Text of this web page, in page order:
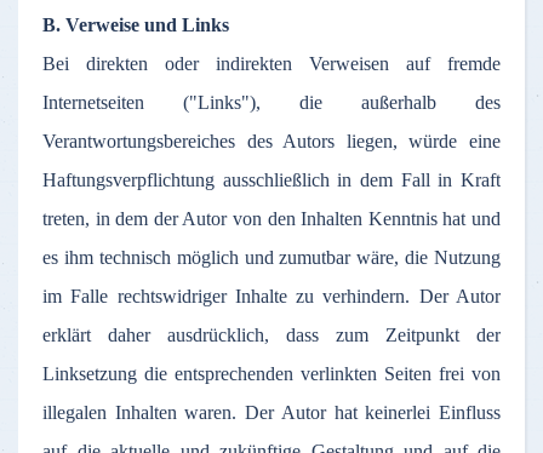
B. Verweise und Links
Bei
direkten oder indirekten Verweisen auf
fremde
Internetseiten ("Links"), die außerhalb des
Verantwortungsbereiches des Autors liegen,würde eine
Haftungsverpflichtung ausschließlich indem Fall in Kraft
treten, indem der Autorvon denInhalten Kenntnishat und
es ihm technisch möglich undzumutbar wäre, die Nutzung
im Falle rechtswidriger Inhalte zu verhindern. Der Autor
erklärt
daher ausdrücklich, dass zum Zeitpunkt
der
Linksetzung die entsprechenden verlinkten Seiten frei von
illegalen Inhalten waren.Der Autorhatkeinerlei Einfluss